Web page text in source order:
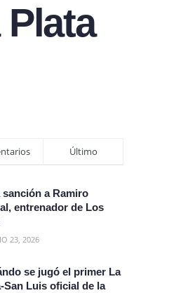
Último
sanción a Ramiro
entrenador de Los
23, 2026
se jugó el primer La
San Luis oficial de la